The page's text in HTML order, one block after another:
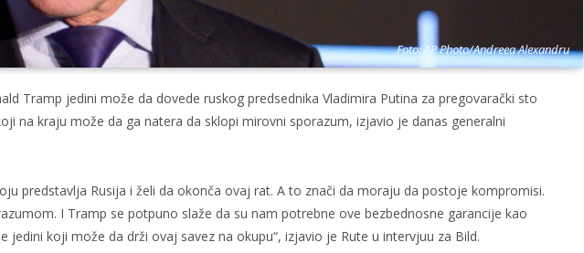
Foto: AP Photo/Andreea Alexandru
Tramp jedini može da dovede ruskog predsednika Vladimira Putina za pregovarački sto
na kraju može da ga natera da sklopi mirovni sporazum, izjavio je danas generalni
predstavlja Rusija i želi da okonča ovaj rat. A to znači da moraju da postoje kompromisi.
I Tramp se potpuno slaže da su nam potrebne ove bezbednosne garancije kao
jedini koji može da drži ovaj savez na okupu“, izjavio je Rute u intervjuu za Bild.